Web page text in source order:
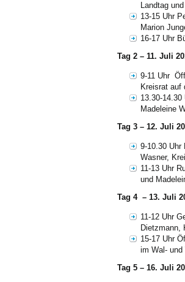
Landtag
13-15 Uhr
Marion
16-17 Uhr
Tag 2 – 11. Juli
9-11 Uhr
Kreisrat auf
13.30-
Madeleine
Tag 3 – 12. Juli
9-10.30 Uhr
Wasner,
11-13 Uhr
und
Tag 4 – 13. Juli
11-12 Uhr
Dietzmann,
15-17 Uhr
im Wal- und
Tag 5 – 16. Juli